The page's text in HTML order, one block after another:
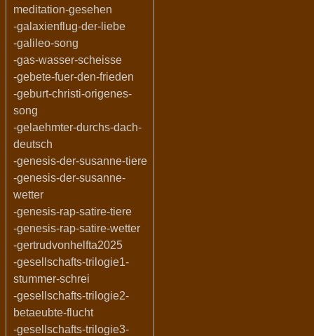
meditation-gesehen
-galaxienflug-der-liebe
-galileo-song
-gas-wasser-scheisse
-gebete-fuer-den-frieden
-geburt-christi-origenes-
song
-gelaehmter-durchs-dach-
deutsch
-genesis-der-susanne-tiere
-genesis-der-susanne-
wetter
-genesis-rap-satire-tiere
-genesis-rap-satire-wetter
-gertrudvonhelfta2025
-gesellschafts-trilogie1-
stummer-schrei
-gesellschafts-trilogie2-
betaeubte-flucht
-gesellschafts-trilogie3-